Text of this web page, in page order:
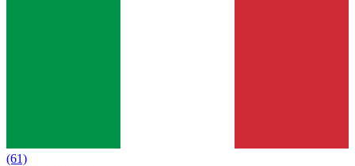
(61)